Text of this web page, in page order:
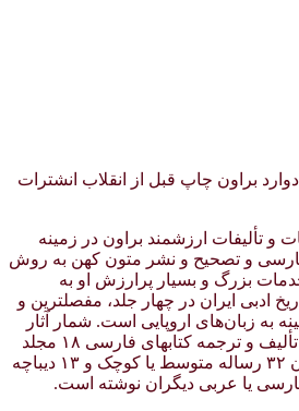
براون چاپ قبل از انقلاب انشترات
و تألیفات ارزشمند براون در زمینه
فارسی و تصحیح و نشر متون کهن به روش
بزرگ و بسیار پرارزش او به
ادبی ایران در چهار جلد، مفصلترین و
به زبان‌های اروپایی است. شمار آثار
بزرگ‌ ادوارد براون اعم‌ از تألیف‌ و ترجمه کتابهای‌ فارسی‌ ۱۸ مجلد
است‌. افزون‌ بر اینها، براون‌ ۳۲ رساله متوسط یا کوچک‌ و ۱۳ دیباچه‌
یا عربی‌ دیگران‌ نوشته‌ است‌.